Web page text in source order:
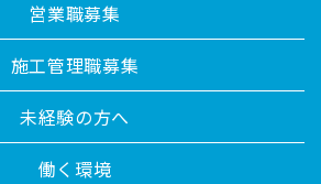
営業職募集
施工管理職募集
未経験の方へ
働く環境